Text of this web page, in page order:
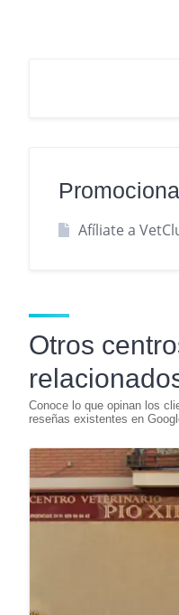
Afíliate a
Otros